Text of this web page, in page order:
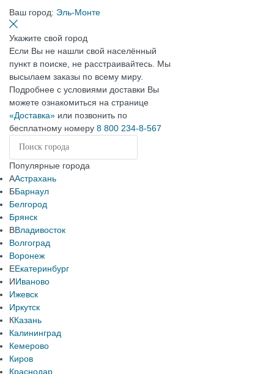
Ваш город: Эль-Монте
Укажите свой город
Если Вы не нашли свой населённый
пункт в поиске, не расстраивайтесь. Мы
высылаем заказы по всему миру.
Подробнее с условиями доставки Вы
можете ознакомиться на странице
«Доставка» или позвонить по
бесплатному номеру 8 800 234-8-567
Популярные города
ААстрахань
ББарнаул
Белгород
Брянск
ВВладивосток
Волгоград
Воронеж
ЕЕкатеринбург
ИИваново
Ижевск
Иркутск
ККазань
Калининград
Кемерово
Киров
Краснодар